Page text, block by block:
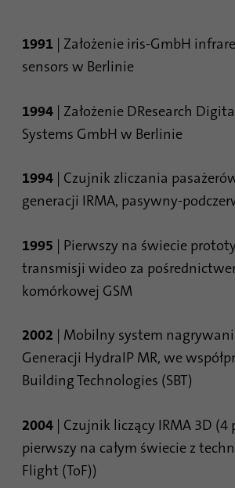
1991 | Założenie iris-GmbH
sensors w Berlinie
1994 | Założenie DResearch
Systems GmbH w Berlinie
1994 | Czujnik zliczania
generacji IRMA, pasywny-
1995 | Pierwszy na świecie
transmisji wideo za
komórkowej GSM
2002 | Mobilny system
Generacji HydraIP MR, we
Building Technologies (SBT)
2004 | Czujnik liczący IRMA 3D (4
pierwszy na całym świecie z
Flight (ToF))
uniknąć często
Nazwa ln_or
Dostawca .linkedin.com
Czas
trwania
1 dzień
Cel
przeprowadzić w